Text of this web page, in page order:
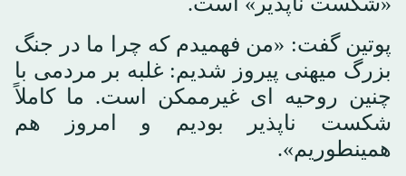
پوتین گفت: «من فهمیدم که چرا ما در جنگ
بزرگ میهنی پیروز شدیم: غلبه بر مردمی با
چنین روحیه ای غیرممکن است. ما کاملاً
شکست ناپذیر بودیم و امروز هم
همینطوریم».